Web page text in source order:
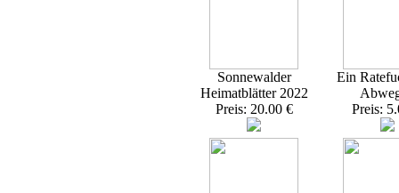
Sonnewalder
Heimatblätter 2022
Preis: 20.00 €
Ein
Preis: